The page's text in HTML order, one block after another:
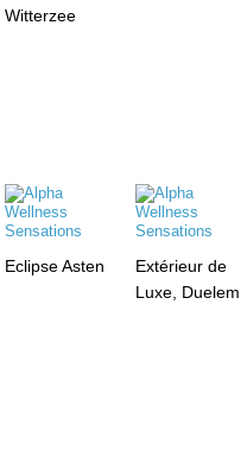
Witterzee
Eclipse Asten
Extérieur de
Luxe, Duelem